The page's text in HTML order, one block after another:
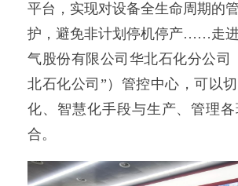
平台，实现对设备全生命周期的
护，避免非计划停机停产……走
气股份有限公司华北石化分公司
北石化公司”）管控中心，可以
化、智慧化手段与生产、管理
合。